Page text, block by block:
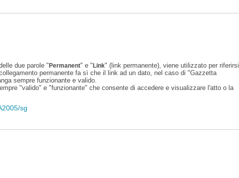
due parole "Permanent" e "Link" (link permanente), viene utilizzato per riferirsi
permanente fa sì che il link ad un dato, nel caso di "Gazzetta
sempre funzionante e valido.
"valido" e "funzionante" che consente di accedere e visualizzare l'atto o la
sg